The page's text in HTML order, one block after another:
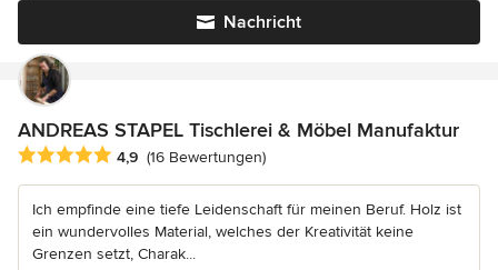
Nachricht
ANDREAS STAPEL Tischlerei & Möbel Manufaktur
Durchschnittliche Bewertung: 4.9 von 5 Sternen
4,9 (16 Bewertungen)
Ich empfinde eine tiefe Leidenschaft für meinen Beruf. Holz ist
ein wundervolles Material, welches der Kreativität keine
Grenzen setzt, Charak...